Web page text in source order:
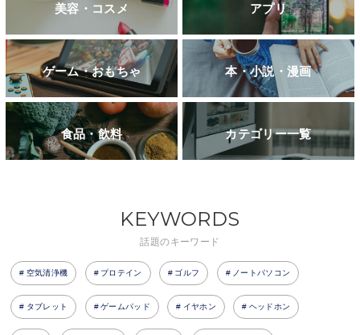
美容・コスメ アプリ
ゲーム・おもちゃ 本・小説・漫画
食品・飲料 カテゴリー一覧
KEYWORDS
話題のキーワード
空気清浄機 プロテイン ゴルフ ノートパソコン
タブレット ゲームパッド イヤホン ヘッドホン